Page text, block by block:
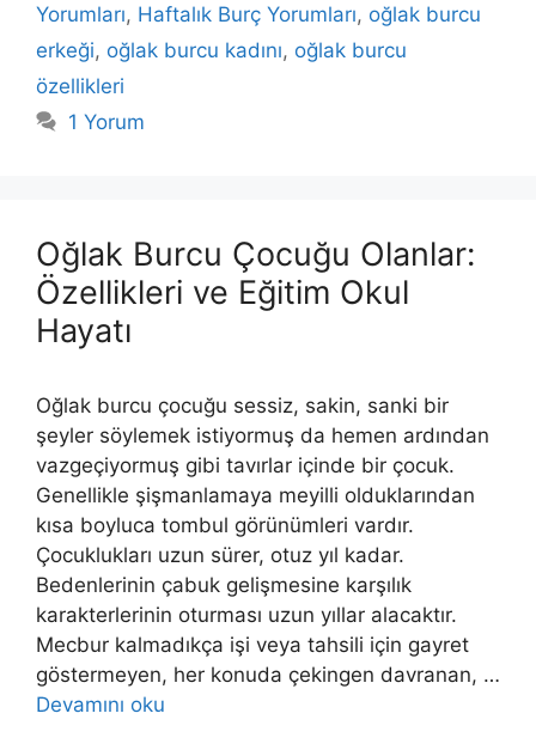
Yorumları, Haftalık Burç Yorumları, oğlak burcu
erkeği, oğlak burcu kadını, oğlak burcu
özellikleri
1 Yorum
Oğlak Burcu Çocuğu Olanlar:
Özellikleri ve Eğitim Okul
Hayatı
Oğlak burcu çocuğu sessiz, sakin, sanki bir
şeyler söylemek istiyormuş da hemen ardın­dan
vazgeçiyormuş gibi tavırlar içinde bir çocuk.
Genellikle şişmanla­maya meyilli olduklarından
kısa boyluca tombul görünümleri vardır.
Çocuklukları uzun sürer, otuz yıl kadar.
Bedenlerinin çabuk gelişmesi­ne karşılık
karakterlerinin oturması uzun yıllar alacaktır.
Mecbur kal­madıkça işi veya tahsili için gayret
göstermeyen, her konuda çekingen davranan, …
Devamını oku